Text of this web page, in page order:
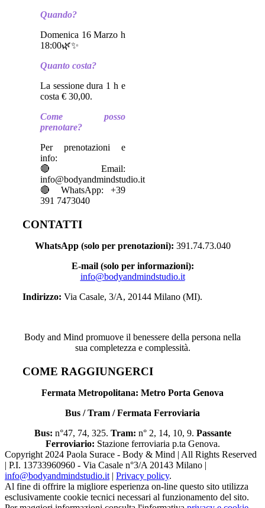
Quando?
Domenica 16 Marzo h
18:00🌿✨
Quanto costa?
La sessione dura 1 h e
costa € 30,00.
Come posso
prenotare?
Per prenotazioni e
info:
🔴 Email:
info@bodyandmindstudio.it
🔴 WhatsApp: +39
391 7473040
CONTATTI
WhatsApp (solo per prenotazioni): 391.74.73.040
E-mail (solo per informazioni):
info@bodyandmindstudio.it
Indirizzo: Via Casale, 3/A, 20144 Milano (MI).
Body and Mind promuove il benessere della persona nella
sua completezza e complessità.
COME RAGGIUNGERCI
Fermata Metropolitana: Metro Porta Genova
Bus / Tram / Fermata Ferroviaria
Bus: n°47, 74, 325. Tram: n° 2, 14, 10, 9. Passante
Ferroviario: Stazione ferroviaria p.ta Genova.
Copyright 2024 Paola Surace - Body & Mind | All Rights Reserved
| P.I. 13733960960 - Via Casale n°3/A 20143 Milano |
info@bodyandmindstudio.it | Privacy policy.
Al fine di offrire la migliore esperienza on-line questo sito utilizza
esclusivamente cookie tecnici necessari al funzionamento del sito.